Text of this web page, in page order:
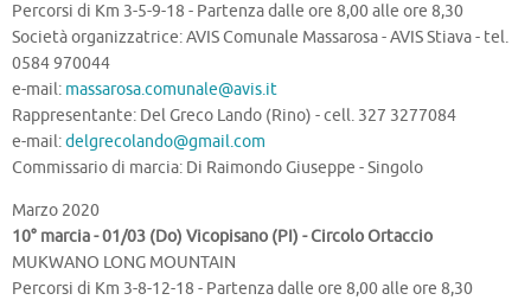
Percorsi di Km 3-5-9-18 - Partenza dalle ore 8,00 alle ore 8,30
Società organizzatrice: AVIS Comunale Massarosa - AVIS Stiava - tel.
0584 970044
e-mail: massarosa.comunale@avis.it
Rappresentante: Del Greco Lando (Rino) - cell. 327 3277084
e-mail:delgrecolando@gmail.com
Commissario di marcia: Di Raimondo Giuseppe - Singolo
Marzo 2020
10° marcia - 01/03 (Do) Vicopisano (PI) - Circolo Ortaccio
MUKWANO LONG MOUNTAIN
Percorsi di Km 3-8-12-18 - Partenza dalle ore 8,00 alle ore 8,30